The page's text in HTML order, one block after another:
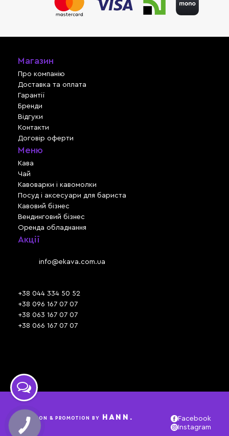
Магазин
Про компанію
Доставка та оплата
Гарантії
Бренди
Відгуки
Контакти
Договір оферти
Меню
Кава
Чай
Кавоварки і кавомолки
Посуд і аксесуари для бариста
Кавовий бізнес
Вендинговий бізнес
Оренда обладнання
Акції
info@ekava.com.ua
+38 044 334 50 52
+38 096 167 07 07
+38 063 167 07 07
+38 066 167 07 07
CREATION & PROMOTION BY HANN.
Facebook
Instagram